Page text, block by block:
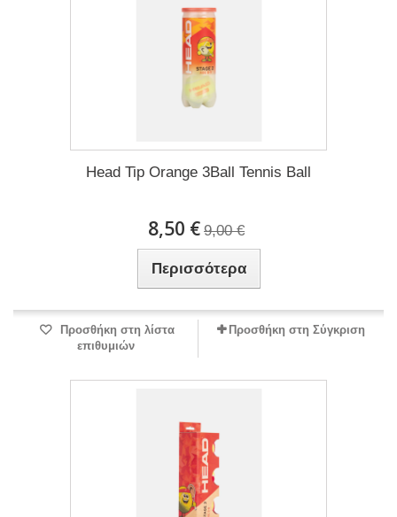
Head Tip Orange 3Ball Tennis Ball
8,50 € 9,00 €
Περισσότερα
Προσθήκη στη λίστα
επιθυμιών
Προσθήκη στη Σύγκριση